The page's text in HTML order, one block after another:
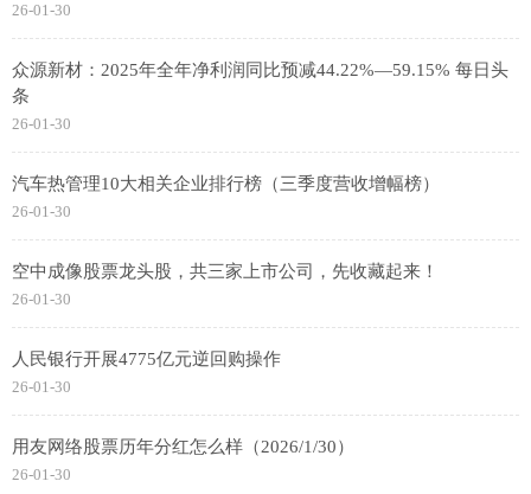
26-01-30
众源新材：2025年全年净利润同比预减44.22%—59.15% 每日头
条
26-01-30
汽车热管理10大相关企业排行榜（三季度营收增幅榜）
26-01-30
空中成像股票龙头股，共三家上市公司，先收藏起来！
26-01-30
人民银行开展4775亿元逆回购操作
26-01-30
用友网络股票历年分红怎么样（2026/1/30）
26-01-30